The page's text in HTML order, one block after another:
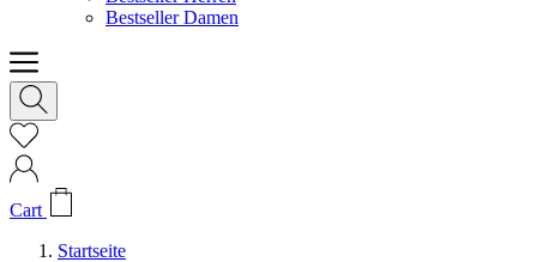
Bestseller Damen
Cart
Startseite